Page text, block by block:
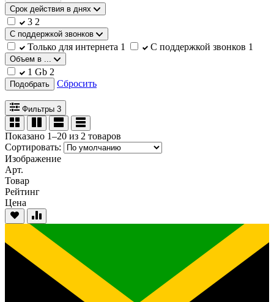
Срок действия в днях
3 2
С поддержкой звонков
Только для интернета 1 С поддержкой звонков 1
Объем в ...
1 Gb 2
Подобрать Сбросить
Фильтры 3
Показано 1–20 из 2 товаров
Сортировать:
Изображение
Арт.
Товар
Рейтинг
Цена